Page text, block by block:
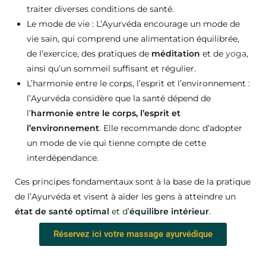
traiter diverses conditions de santé.
Le mode de vie : L’Ayurvéda encourage un mode de
vie sain, qui comprend une alimentation équilibrée,
de l’exercice, des pratiques de méditation et de yoga,
ainsi qu’un sommeil suffisant et régulier.
L’harmonie entre le corps, l’esprit et l’environnement :
l’Ayurvéda considère que la santé dépend de
l’harmonie entre le corps, l’esprit et
l’environnement. Elle recommande donc d’adopter
un mode de vie qui tienne compte de cette
interdépendance.
Ces principes fondamentaux sont à la base de la pratique
de l’Ayurvéda et visent à aider les gens à atteindre un
état de santé optimal et d’équilibre intérieur.
Réservez ici votre massage ayurvédique